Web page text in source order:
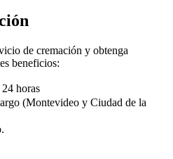
de cremación y obtenga
beneficios:
horas
(Montevideo y Ciudad de la